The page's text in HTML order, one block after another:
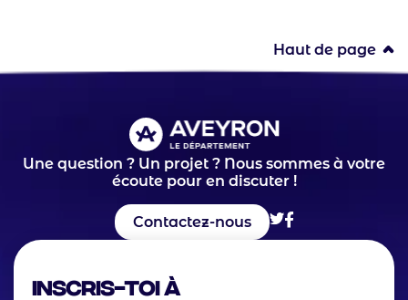
Haut de page
Une question ? Un projet ? Nous sommes à votre
écoute pour en discuter !
Contactez-nous
Inscris-toi à